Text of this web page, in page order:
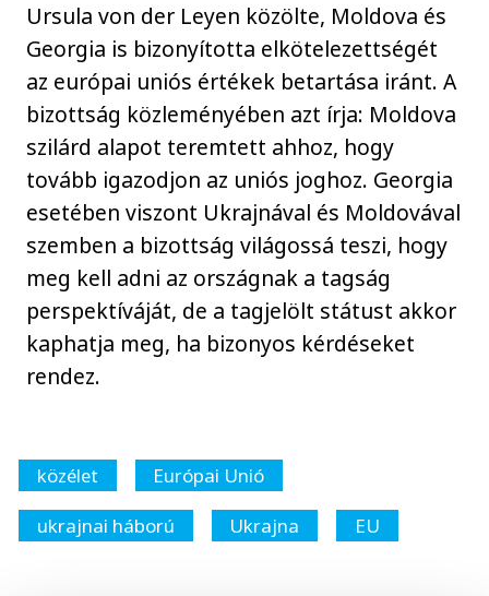
Ursula von der Leyen közölte, Moldova és
Georgia is bizonyította elkötelezettségét
az európai uniós értékek betartása iránt. A
bizottság közleményében azt írja: Moldova
szilárd alapot teremtett ahhoz, hogy
tovább igazodjon az uniós joghoz. Georgia
esetében viszont Ukrajnával és Moldovával
szemben a bizottság világossá teszi, hogy
meg kell adni az országnak a tagság
perspektíváját, de a tagjelölt státust akkor
kaphatja meg, ha bizonyos kérdéseket
rendez.
közélet
Európai Unió
ukrajnai háború
Ukrajna EU